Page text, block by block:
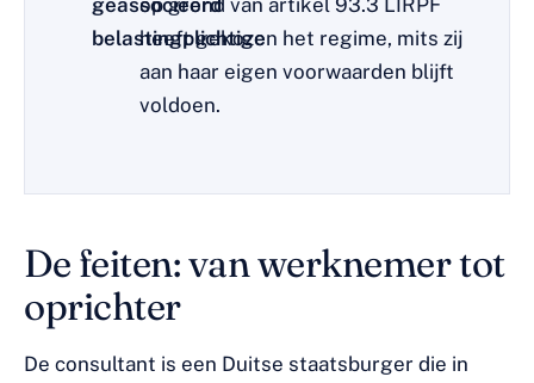
geassocieerd
belastingplichtige
op grond van artikel 93.3 LIRPF
heeft gekozen het regime, mits zij
aan haar eigen voorwaarden blijft
voldoen.
De feiten: van werknemer tot
oprichter
De consultant is een Duitse staatsburger die in